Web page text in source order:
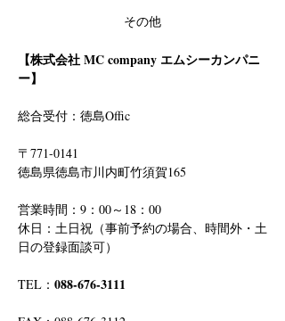
その他
【株式会社 MC company エムシーカンパニ
ー】
総合受付：徳島Offic
〒771-0141
徳島県徳島市川内町竹須賀165
営業時間：9：00～18：00
休日：土日祝（事前予約の場合、時間外・土
日の登録面談可）
TEL： 088-676-3111